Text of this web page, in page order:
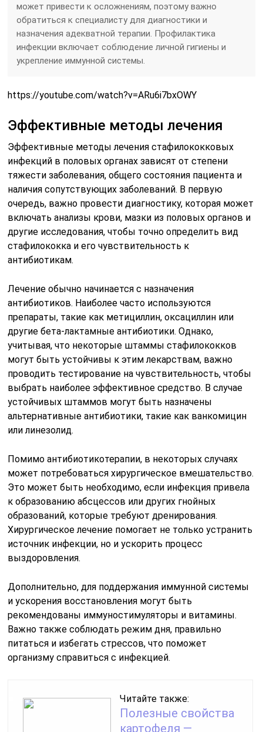
может привести к осложнениям, поэтому важно
обратиться к специалисту для диагностики и
назначения адекватной терапии. Профилактика
инфекции включает соблюдение личной гигиены и
укрепление иммунной системы.
https://youtube.com/watch?v=ARu6i7bxOWY
Эффективные методы лечения
Эффективные методы лечения стафилококковых
инфекций в половых органах зависят от степени
тяжести заболевания, общего состояния пациента и
наличия сопутствующих заболеваний. В первую
очередь, важно провести диагностику, которая может
включать анализы крови, мазки из половых органов и
другие исследования, чтобы точно определить вид
стафилококка и его чувствительность к
антибиотикам.
Лечение обычно начинается с назначения
антибиотиков. Наиболее часто используются
препараты, такие как метициллин, оксациллин или
другие бета-лактамные антибиотики. Однако,
учитывая, что некоторые штаммы стафилококков
могут быть устойчивы к этим лекарствам, важно
проводить тестирование на чувствительность, чтобы
выбрать наиболее эффективное средство. В случае
устойчивых штаммов могут быть назначены
альтернативные антибиотики, такие как ванкомицин
или линезолид.
Помимо антибиотикотерапии, в некоторых случаях
может потребоваться хирургическое вмешательство.
Это может быть необходимо, если инфекция привела
к образованию абсцессов или других гнойных
образований, которые требуют дренирования.
Хирургическое лечение помогает не только устранить
источник инфекции, но и ускорить процесс
выздоровления.
Дополнительно, для поддержания иммунной системы
и ускорения восстановления могут быть
рекомендованы иммуностимуляторы и витамины.
Важно также соблюдать режим дня, правильно
питаться и избегать стрессов, что поможет
организму справиться с инфекцией.
Читайте также:
Полезные свойства
картофеля —